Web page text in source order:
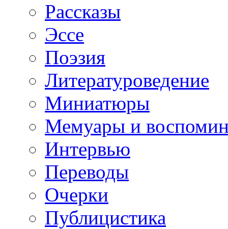
Рассказы
Эссе
Поэзия
Литературоведение
Миниатюры
Мемуары и
Интервью
Переводы
Очерки
Публицистика